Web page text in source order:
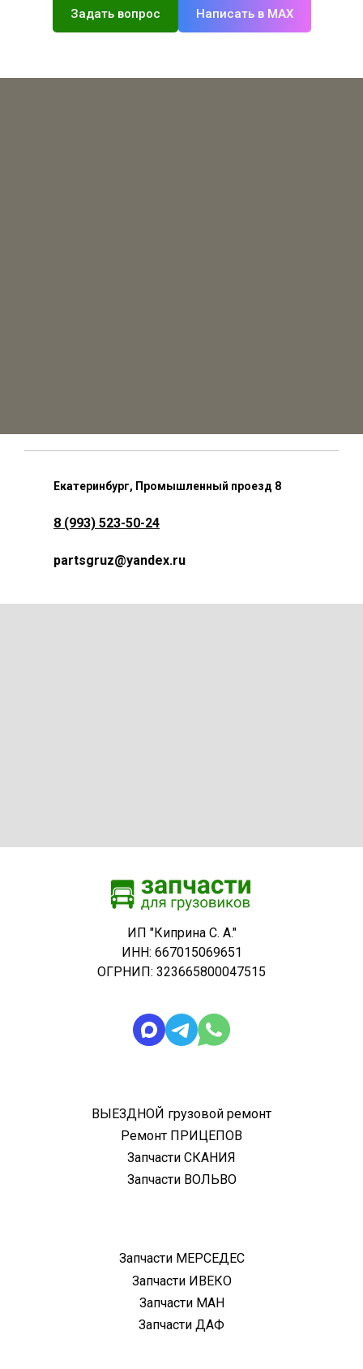
Задать вопрос Написать в MAX
Екатеринбург, Промышленный проезд 8
8 (993) 523-50-24
partsgruz@yandex.ru
ИП "Киприна С. А."
ИНН: 667015069651
ОГРНИП: 323665800047515
ВЫЕЗДНОЙ грузовой ремонт
Ремонт ПРИЦЕПОВ
Запчасти СКАНИЯ
Запчасти ВОЛЬВО
Запчасти МЕРСЕДЕС
Запчасти ИВЕКО
Запчасти МАН
Запчасти ДАФ